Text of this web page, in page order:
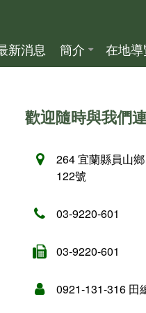
新消息 簡介 在地導
歡迎隨時與我們
264 宜蘭縣員山
122號
03-9220-601
03-9220-601
0921-131-316 田